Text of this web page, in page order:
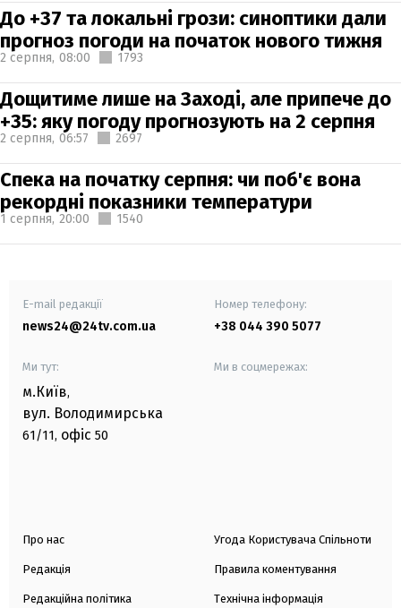
До +37 та локальні грози: синоптики дали
прогноз погоди на початок нового тижня
2 серпня, 08:00 1793
Дощитиме лише на Заході, але припече до
+35: яку погоду прогнозують на 2 серпня
2 серпня, 06:57 2697
Спека на початку серпня: чи поб'є вона
рекордні показники температури
1 серпня, 20:00 1540
E-mail редакції
news24@24tv.com.ua
Номер телефону:
+38 044 390 5077
Ми тут:
м.Київ,
вул. Володимирська
61/11, офіс 50
Ми в соцмережах:
Про нас
Редакція
Редакційна політика
Угода Користувача Спільноти
Правила коментування
Технічна інформація